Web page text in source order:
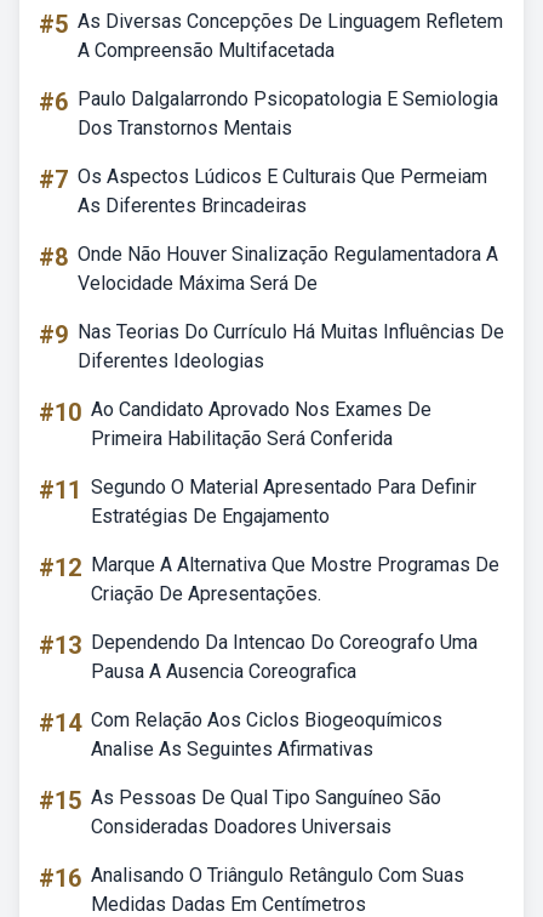
#5 As Diversas Concepções De Linguagem Refletem
A Compreensão Multifacetada
#6 Paulo Dalgalarrondo Psicopatologia E Semiologia
Dos Transtornos Mentais
#7 Os Aspectos Lúdicos E Culturais Que Permeiam
As Diferentes Brincadeiras
#8 Onde Não Houver Sinalização Regulamentadora A
Velocidade Máxima Será De
#9 Nas Teorias Do Currículo Há Muitas Influências De
Diferentes Ideologias
#10 Ao Candidato Aprovado Nos Exames De
Primeira Habilitação Será Conferida
#11 Segundo O Material Apresentado Para Definir
Estratégias De Engajamento
#12 Marque A Alternativa Que Mostre Programas De
Criação De Apresentações.
#13 Dependendo Da Intencao Do Coreografo Uma
Pausa A Ausencia Coreografica
#14 Com Relação Aos Ciclos Biogeoquímicos
Analise As Seguintes Afirmativas
#15 As Pessoas De Qual Tipo Sanguíneo São
Consideradas Doadores Universais
#16 Analisando O Triângulo Retângulo Com Suas
Medidas Dadas Em Centímetros